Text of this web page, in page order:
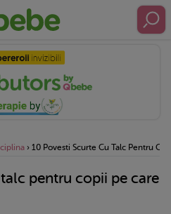
› 10 Povesti Scurte Cu Talc Pentru
pentru copii pe care